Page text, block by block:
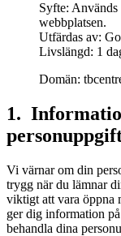
Syfte: Används
webbplatsen.
Utfärdas av:
Livslängd: 1
Domän:
1.
Vi värnar om din
trygg när du lämnar
viktigt att vara öppna
ger dig information
behandla dina